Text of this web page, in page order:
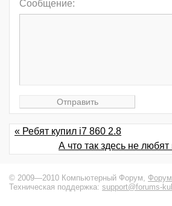
Сообщение:
« Ребят купил i7 860 2.8
А что так здесь не
© 2009—2010 Компьютерный Форум,
Техническая поддержка: support@forums-